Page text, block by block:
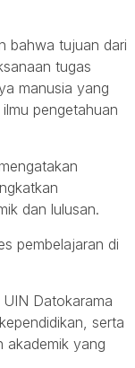
bahwa tujuan dari
tugas
manusia yang
pengetahuan
dan lulusan.
pembelajaran di
Datokarama
serta
akademik yang